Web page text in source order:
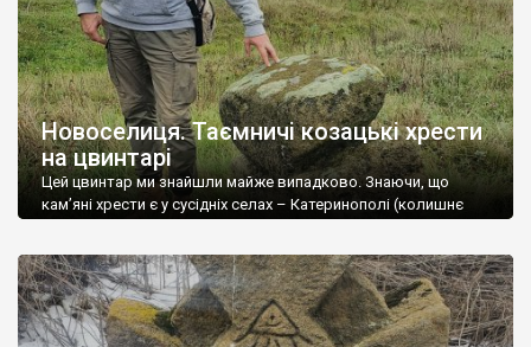
Новоселиця. Таємничі козацькі хрести
на цвинтарі
Цей цвинтар ми знайшли майже випадково. Знаючи, що
кам’яні хрести є у сусідніх селах – Катеринополі (колишнє
“приросла” до Катеринополя й має пряму дорогу на
Колодисте, а там велике родовище пісковиків, теж може
мати давньоукраїнські козацькі хрести. Вже у […]